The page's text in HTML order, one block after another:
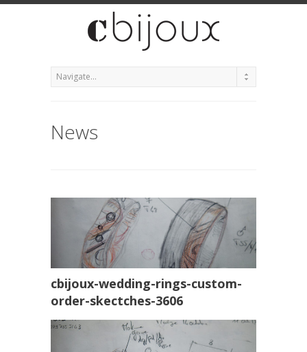
News
cbijoux-wedding-rings-custom-
order-skectches-3606